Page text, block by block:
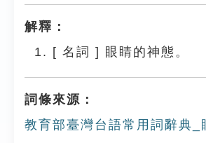
解釋：
[ 名詞 ] 眼睛的神態。
詞條來源：
教育部臺灣台語常用詞辭典_